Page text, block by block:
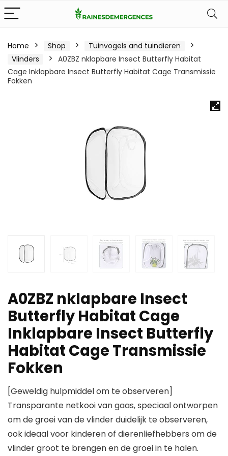
Home Shop
Tuinvogels and tuindieren
Vlinders
A0ZBZ nklapbare Insect Butterfly Habitat
Cage Inklapbare Insect Butterfly Habitat Cage Transmissie
Fokken
A0ZBZ nklapbare Insect
Butterfly Habitat Cage
Inklapbare Insect Butterfly
Habitat Cage Transmissie
Fokken
[Geweldig hulpmiddel om te observeren]
Transparante netkooi van gaas, speciaal ontworpen
om de groei van de vlinder duidelijk te observeren,
ook ideaal voor kinderen of dierenliefhebbers om de
vlinder groot te brengen en de groei in te halen.